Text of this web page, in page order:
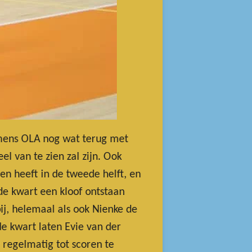
OLA nog wat terug met
van te zien zal zijn. Ook
heeft in de tweede helft, en
kwart een kloof ontstaan
helemaal als ook Nienke de
kwart laten Evie van der
regelmatig tot scoren te